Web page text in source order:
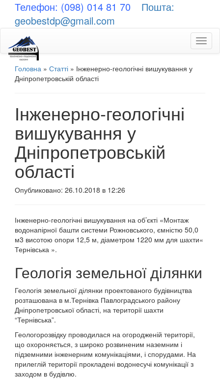
Телефон: (098) 014 81 70
Пошта:
geobestdp@gmail.com
Головна » Статті » Інженерно-геологічні вишукування у
Дніпропетровській області
Інженерно-геологічні
вишукування у
Дніпропетровській
області
Опубликовано: 26.10.2018 в 12:26
Інженерно-геологічні вишукування на об’єкті «Монтаж
водонапірної башти системи Рожновського, ємністю 50,0
м3 висотою опори 12,5 м, діаметром 1220 мм для шахти«
Тернівська ».
Геологія земельної ділянки
Геологія земельної ділянки проектованого будівництва
розташована в м.Тернівка Павлоградського району
Дніпропетровської області, на території шахти
“Тернівська”.
Геологорозвідку проводилася на огородженій території,
що охороняється, з широко розвиненим наземним і
підземними інженерним комунікаціями, і спорудами. На
прилеглій території прокладені водонесучі комунікації з
заходом в будівлю.